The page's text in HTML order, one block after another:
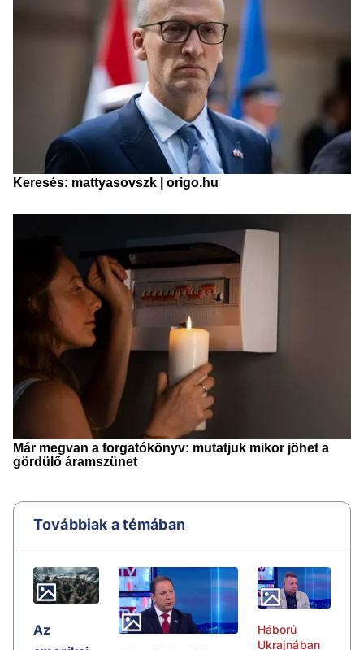
Továbbiak a témában
Az
Háború
Ukrajnában